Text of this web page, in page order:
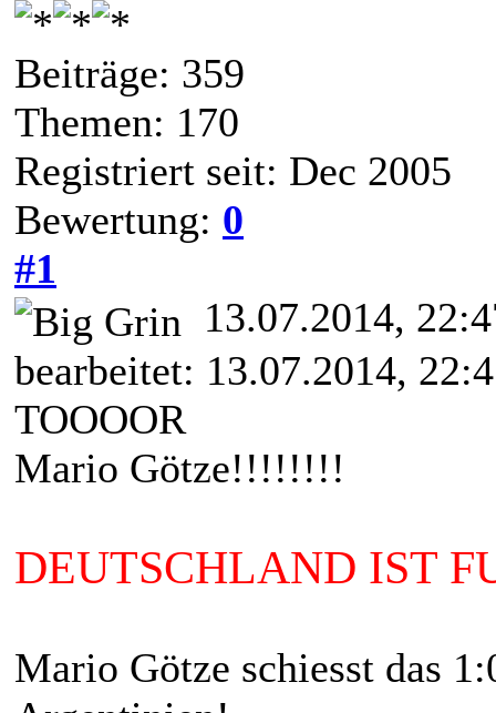
Beiträge: 359
Themen: 170
Registriert seit: Dec 2005
Bewertung: 0
#1
13.07.2014,
bearbeitet: 13.07.2014,
TOOOOR
Mario Götze!!!!!!!!
DEUTSCHLAND IST
Mario Götze schiesst das